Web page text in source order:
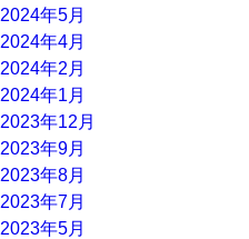
2024年5月
2024年4月
2024年2月
2024年1月
2023年12月
2023年9月
2023年8月
2023年7月
2023年5月